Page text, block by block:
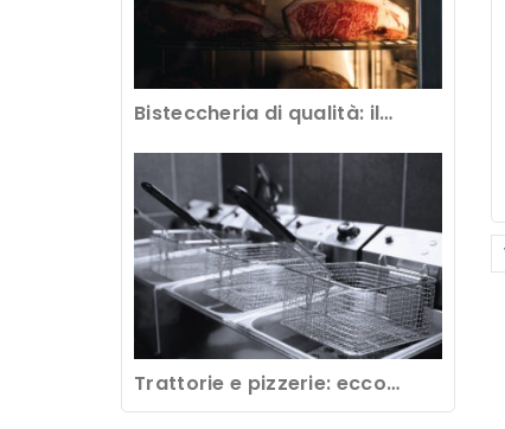
Bisteccheria di qualità: il
carne
Trattorie e pizzerie: ecco
come pulire una friggitrice